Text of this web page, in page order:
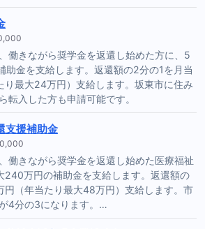
働きながら奨学金を返還し始めた方に、5
助金を支給します。返還額の2分の1を月当
り最大24万円）支給します。坂東市に住み
転入した方も申請可能です。
支援補助金
働きながら奨学金を返還し始めた医療福祉
240万円の補助金を支給します。返還額の
円（年当たり最大48万円）支給します。市
4分の3になります。…